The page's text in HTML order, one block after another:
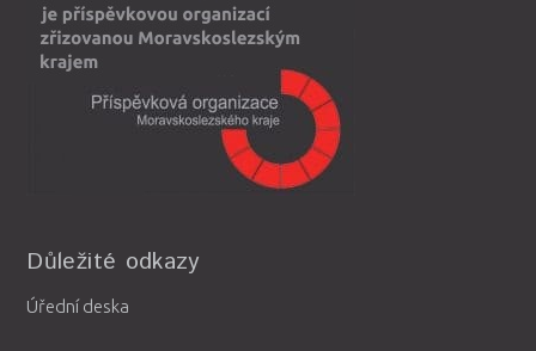
Důležité odkazy
Úřední deska